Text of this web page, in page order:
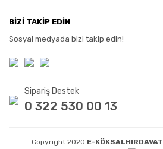
BİZİ TAKİP EDİN
Sosyal medyada bizi takip edin!
Sipariş Destek
0 322 530 00 13
Copyright 2020 E-KÖKSALHIRDAVAT